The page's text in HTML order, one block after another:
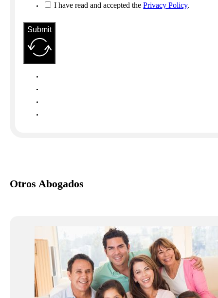
I have read and accepted thePrivacy Policy.
Submit
Otros Abogados